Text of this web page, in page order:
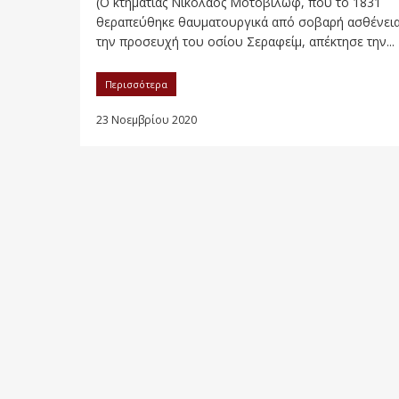
θεραπεύθηκε θαυματουργικά από σοβαρή
την προσευχή του οσίου Σεραφείμ, απέκτησε την...
Περισσότερα
23 Νοεμβρίου 2020